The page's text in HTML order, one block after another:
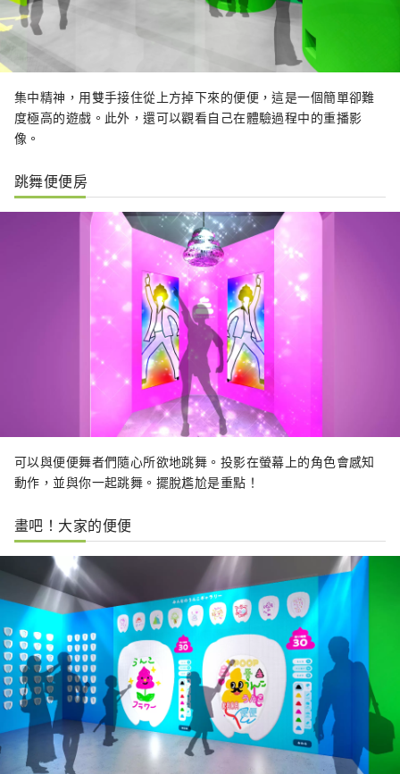
集中精神，用雙手接住從上方掉下來的便便，這是一個簡單卻難
度極高的遊戲。此外，還可以觀看自己在體驗過程中的重播影
像。
跳舞便便房
可以與便便舞者們隨心所欲地跳舞。投影在螢幕上的角色會感知
動作，並與你一起跳舞。擺脫尷尬是重點！
畫吧！大家的便便